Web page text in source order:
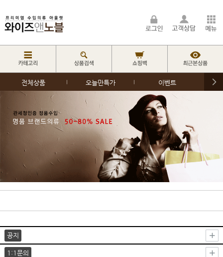
전체상품 오늘만특가 이벤트
공지
1:1문의